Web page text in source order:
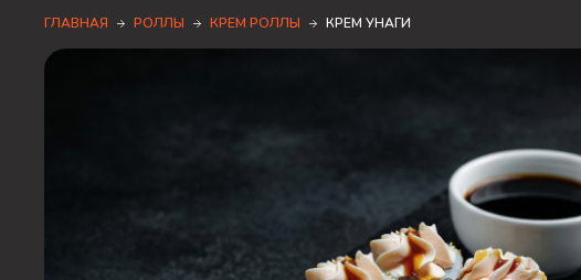
ГЛАВНАЯ РОЛЛЫ КРЕМ РОЛЛЫ КРЕМ УНАГИ